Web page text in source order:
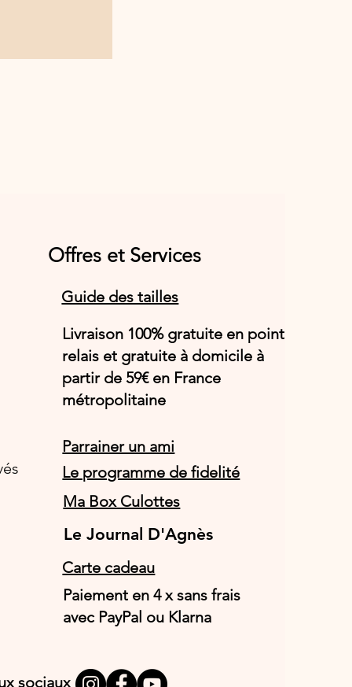
Offres et Services
Guide des tailles
Livraison 100% gratuite en point
relais et gratuite à domicile à
partir de 59€ en France
métropolitaine
Parrainer un ami
Le programme de fidelité
Ma Box Culottes
Le Journal D'Agnès
Le Journal D'Agnès
Carte cadeau
Paiement en 4 x sans frais
avec PayPal ou Klarna
sociaux